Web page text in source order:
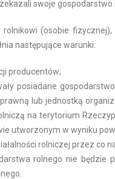
swoje
(osobie
następujące warunki:
producentów;
posiadane
lub jednostką
na terytorium
utworzonym w wyniku
rolniczej przez co
rolnego nie będzie